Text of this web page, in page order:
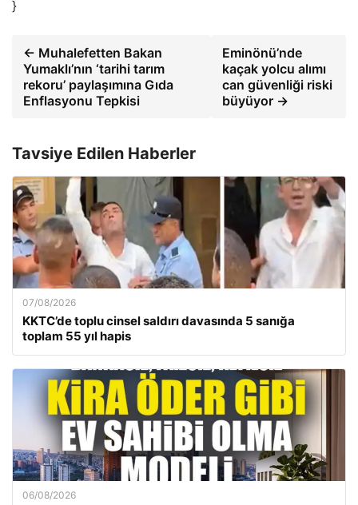
}
← Muhalefetten Bakan
Yumaklı’nın ‘tarihi tarım
rekoru’ paylaşımına Gıda
Enflasyonu Tepkisi
Eminönü’nde
kaçak yolcu alımı
can güvenliği riski
büyüyor →
Tavsiye Edilen Haberler
07/08/2026
KKTC’de toplu cinsel saldırı davasında 5 sanığa
toplam 55 yıl hapis
06/08/2026